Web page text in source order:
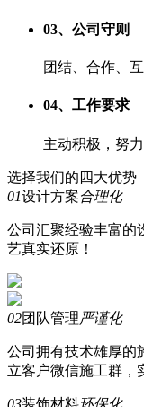
03、公司守则
团结、合作、
04、工作要求
主动积极，努
选择我们的四大优势
01设计方案合理化
公司汇聚经验丰富的
艺真实还原！
02团队管理严谨化
公司拥有技术雄厚的
立客户微信施工群，
03装饰材料环保化